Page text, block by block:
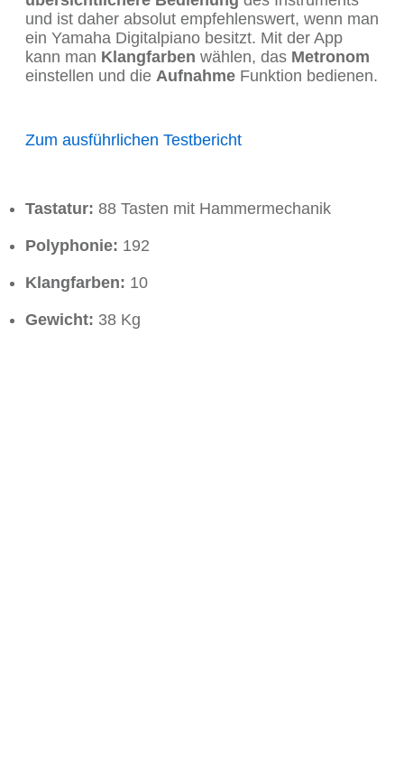
und ist daher absolut empfehlenswert, wenn man
ein Yamaha Digitalpiano besitzt. Mit der App
kann man Klangfarben wählen, das Metronom
einstellen und die Aufnahme Funktion bedienen.
Zum ausführlichen Testbericht
Tastatur: 88 Tasten mit Hammermechanik
Polyphonie: 192
Klangfarben: 10
Gewicht: 38 Kg